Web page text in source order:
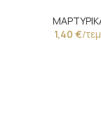
1,40 €/